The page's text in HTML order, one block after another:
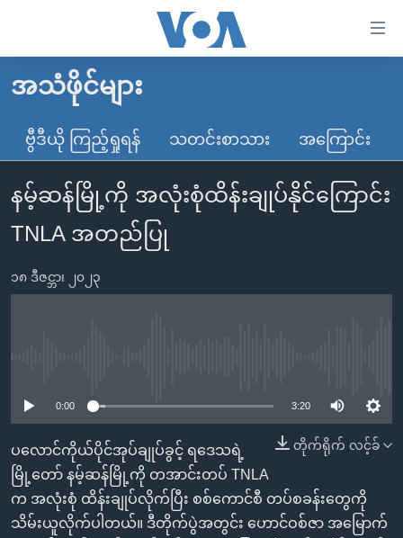
လွယ်ကူ
သည့်
Link
များ
ပင်မ
သို့
စာမျက်နှာ
သို့
ကျော်
ကြည့်
မူလစာမျက်နှာ
မြန်မာ
ကမ္ဘာ့သတင်းများ
နိုင်ငံတကာ
အမေရိကန်
အစ္စရေး-ပါလက်စတိုင်း
ဗွီဒီယို
သတင်းလွတ်လပ်ခွင့်
ရပ်ဝန်းတခု လမ်းတခု အလွန်
အင်္ဂလိပ်စာလေ့လာမယ်
ဗွီအိုအေ လူမှုကွန်ယက်များ
အသံဖိုင်များ
ဗွီဒီယို ကြည့်ရှုရန် သတင်းစာသား အကြောင်း
နမ့်ဆန်မြို့ကို အလုံးစုံထိန်းချုပ်နိုင်ကြောင်း
TNLA အတည်ပြု
၁၈ ဒီဇင္ဘာ၊ ၂၀၂၃
0:00 3:20
တိုက်ရိုက် လင့်ခ်
ပလောင်ကိုယ်ပိုင်အုပ်ချုပ်ခွင့် ရဒေသရဲ့
မြို့တော် နမ့်ဆန်မြို့ကို တအာင်းတပ် TNLA
က အလုံးစုံ ထိန်းချုပ်လိုက်ပြီး စစ်ကောင်စီ တပ်စခန်းတွေကို
သိမ်းယူလိုက်ပါတယ်။ ဒီတိုက်ပွဲအတွင်း ဟောင်ဝစ်ဇာ အမြောက်